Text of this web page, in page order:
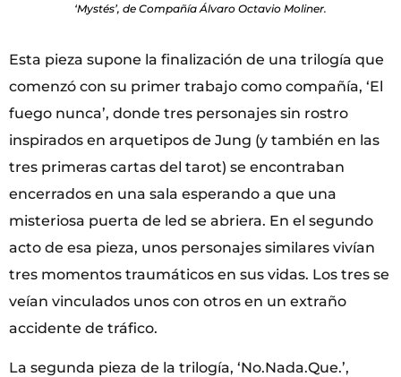
‘Mystés’, de Compañía Álvaro Octavio Moliner.
Esta pieza supone la finalización de una trilogía que
comenzó con su primer trabajo como compañía, ‘El
fuego nunca’, donde tres personajes sin rostro
inspirados en arquetipos de Jung (y también en las
tres primeras cartas del tarot) se encontraban
encerrados en una sala esperando a que una
misteriosa puerta de led se abriera. En el segundo
acto de esa pieza, unos personajes similares vivían
tres momentos traumáticos en sus vidas. Los tres se
veían vinculados unos con otros en un extraño
accidente de tráfico.
La segunda pieza de la trilogía, ‘No.Nada.Que.’,